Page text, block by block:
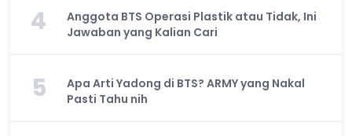
4
Anggota BTS Operasi Plastik atau Tidak, Ini
Jawaban yang Kalian Cari
5
Apa Arti Yadong di BTS? ARMY yang Nakal
Pasti Tahu nih